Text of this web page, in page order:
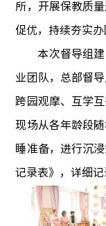
所，开展保教质
促优，持续夯实办
本次督导组
业团队，总部督
跨园观摩、互学
现场从各年龄段
睡准备，进行沉
记录表》，详细